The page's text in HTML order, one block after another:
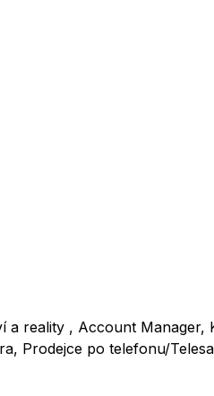
a reality , Account Manager,
Prodejce po telefonu/